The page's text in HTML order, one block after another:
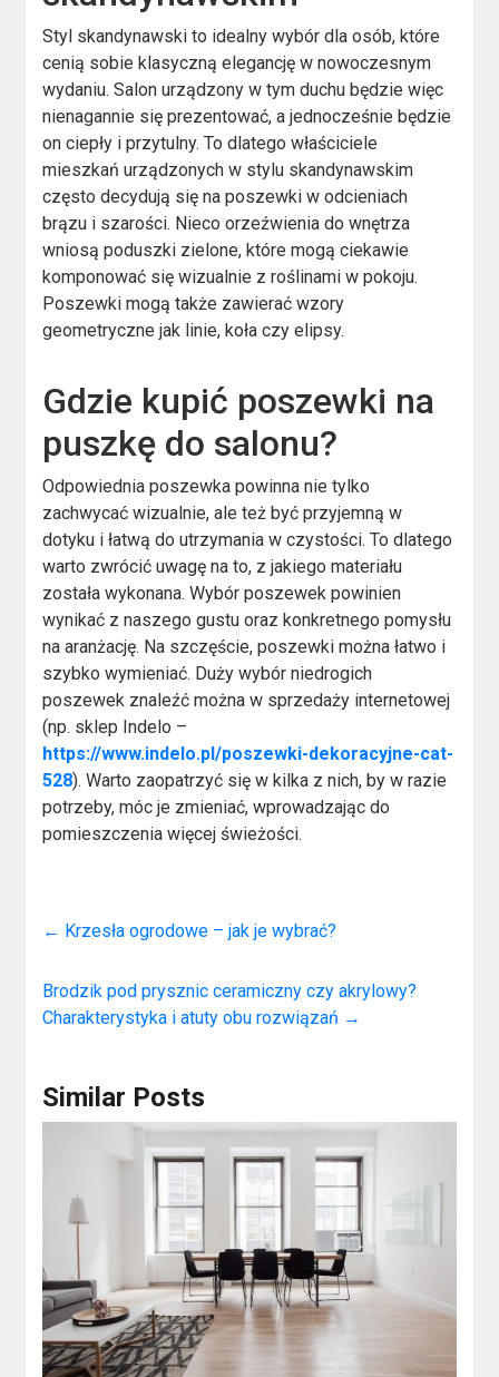
Styl skandynawski to idealny wybór dla osób, które
cenią sobie klasyczną elegancję w nowoczesnym
wydaniu. Salon urządzony w tym duchu będzie więc
nienagannie się prezentować, a jednocześnie będzie
on ciepły i przytulny. To dlatego właściciele
mieszkań urządzonych w stylu skandynawskim
często decydują się na poszewki w odcieniach
brązu i szarości. Nieco orzeźwienia do wnętrza
wniosą poduszki zielone, które mogą ciekawie
komponować się wizualnie z roślinami w pokoju.
Poszewki mogą także zawierać wzory
geometryczne jak linie, koła czy elipsy.
Gdzie kupić poszewki na
puszkę do salonu?
Odpowiednia poszewka powinna nie tylko
zachwycać wizualnie, ale też być przyjemną w
dotyku i łatwą do utrzymania w czystości. To dlatego
warto zwrócić uwagę na to, z jakiego materiału
została wykonana. Wybór poszewek powinien
wynikać z naszego gustu oraz konkretnego pomysłu
na aranżację. Na szczęście, poszewki można łatwo i
szybko wymieniać. Duży wybór niedrogich
poszewek znaleźć można w sprzedaży internetowej
(np. sklep Indelo –
https://www.indelo.pl/poszewki-dekoracyjne-cat-
528). Warto zaopatrzyć się w kilka z nich, by w razie
potrzeby, móc je zmieniać, wprowadzając do
pomieszczenia więcej świeżości.
← Krzesła ogrodowe – jak je wybrać?
Brodzik pod prysznic ceramiczny czy akrylowy?
Charakterystyka i atuty obu rozwiązań →
Similar Posts